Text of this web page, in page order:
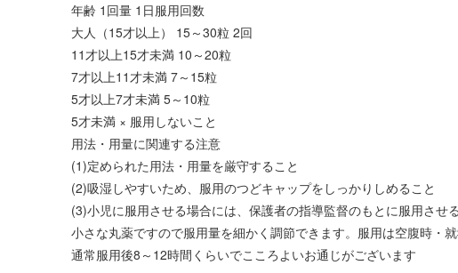
年齢 1回量 1日服用回数
大人（15才以上） 15～30粒 2回
11才以上15才未満 10～20粒
7才以上11才未満 7～15粒
5才以上7才未満 5～10粒
5才未満 × 服用しないこと
用法・用量に関連する注意
(1)定められた用法・用量を厳守すること
(2)吸湿しやすいため、服用のつどキャップをしっかりしめること
(3)小児に服用させる場合には、保護者の指導監督のもとに服用させ
小さな丸薬ですので服用量を細かく調節できます。服用は空腹時・就
通常服用後8～12時間くらいでこころよいお通じがございます